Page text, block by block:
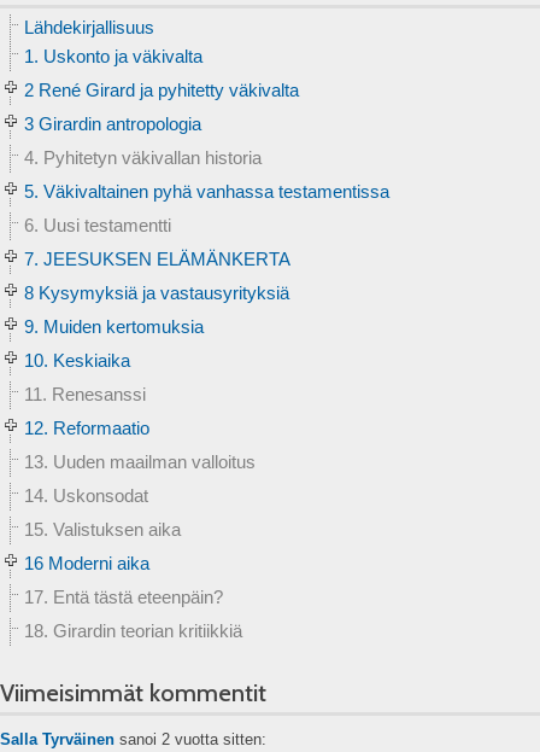
Lähdekirjallisuus
1. Uskonto ja väkivalta
2 René Girard ja pyhitetty väkivalta
3 Girardin antropologia
4. Pyhitetyn väkivallan historia
5. Väkivaltainen pyhä vanhassa testamentissa
6. Uusi testamentti
7. JEESUKSEN ELÄMÄNKERTA
8 Kysymyksiä ja vastausyrityksiä
9. Muiden kertomuksia
10. Keskiaika
11. Renesanssi
12. Reformaatio
13. Uuden maailman valloitus
14. Uskonsodat
15. Valistuksen aika
16 Moderni aika
17. Entä tästä eteenpäin?
18. Girardin teorian kritiikkiä
Viimeisimmät kommentit
Salla Tyrväinen sanoi 2 vuotta sitten: